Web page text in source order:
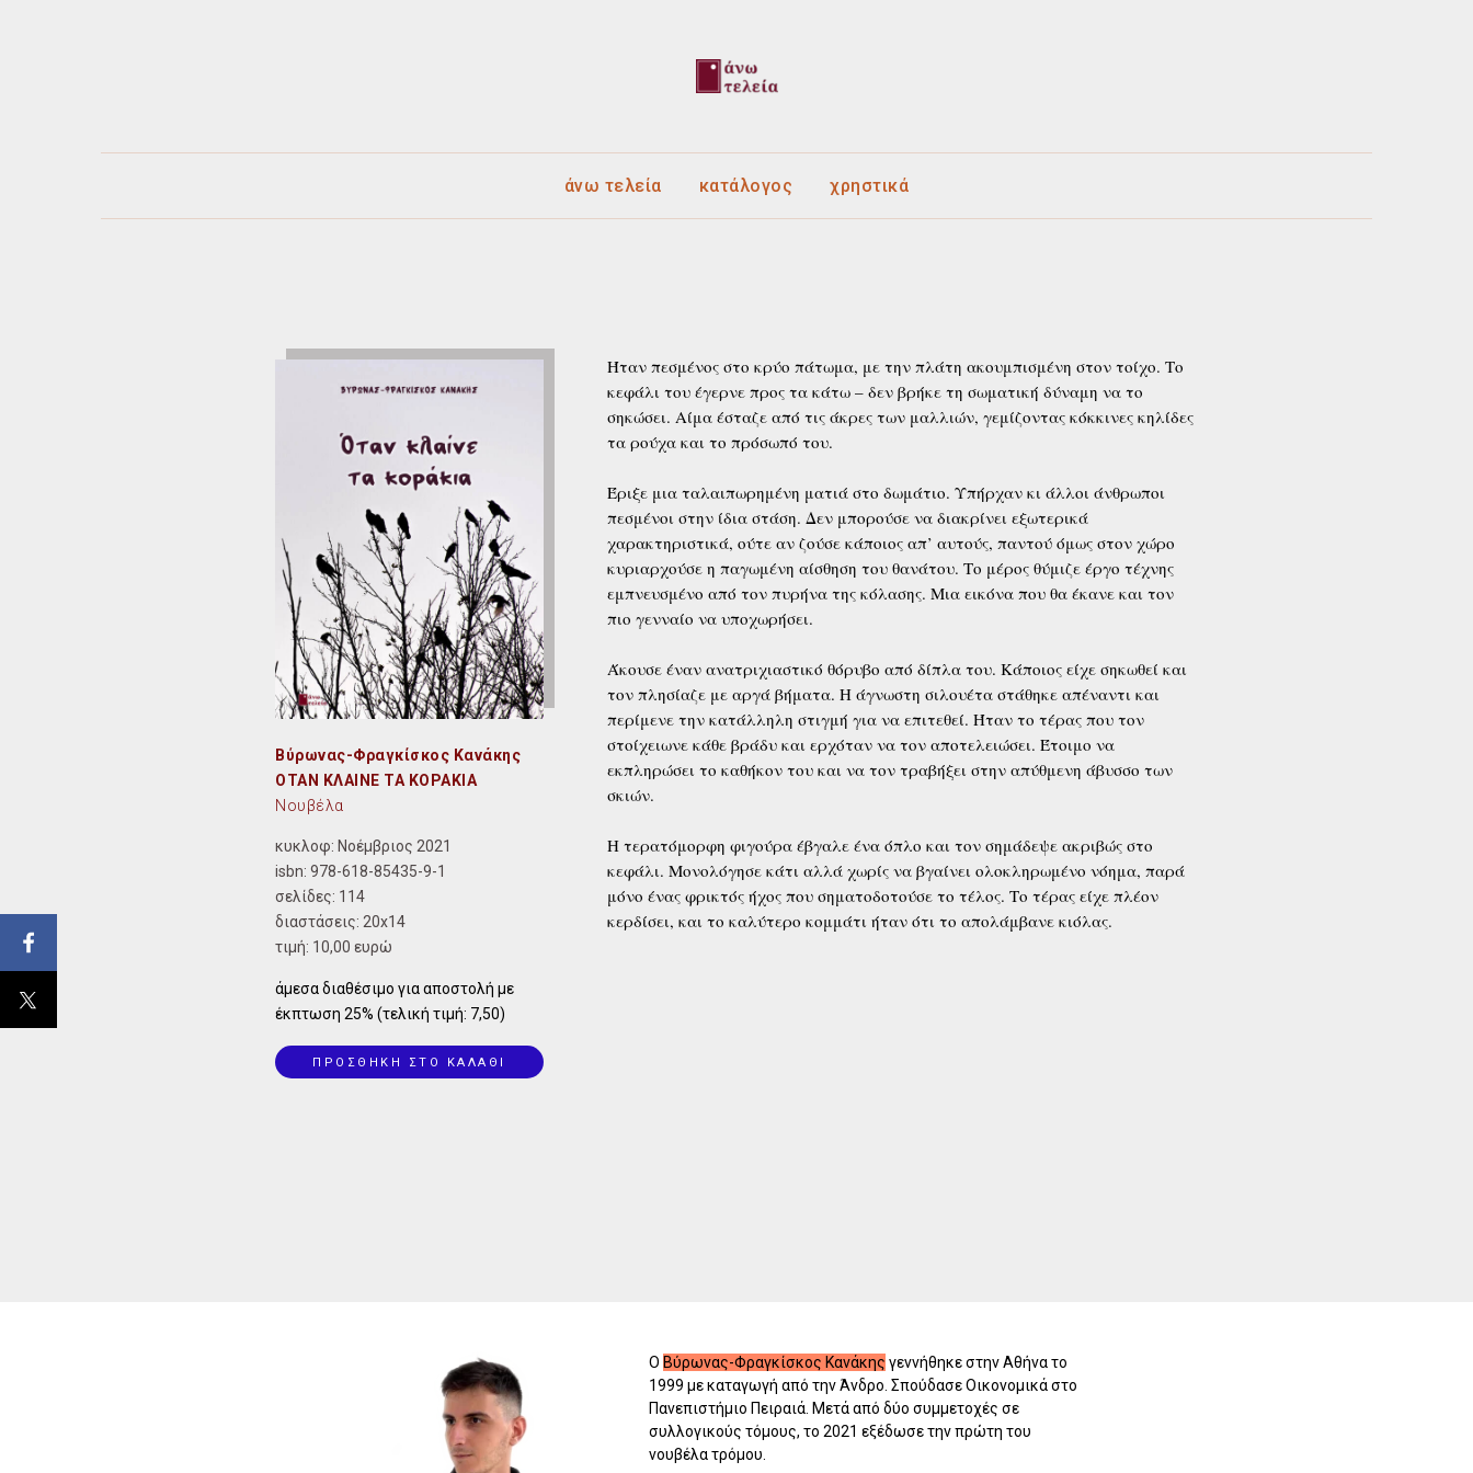
άνω τελεία κατάλογος χρηστικά
κυκλοφ: Νοέμβριος 2021
isbn: 978-618-85435-9-1
σελίδες: 114
διαστάσεις: 20x14
τιμή: 10,00 ευρώ
Ήταν πεσμένος στο κρύο πάτωμα, με την πλάτη ακουμπισμένη στον τοίχο. Το
κεφάλι του έγερνε προς τα κάτω – δεν βρήκε τη σωματική δύναμη να το
σηκώσει. Αίμα έσταζε από τις άκρες των μαλλιών, γεμίζοντας κόκκινες κηλίδες
τα ρούχα και το πρόσωπό του.
Έριξε μια ταλαιπωρημένη ματιά στο δωμάτιο. Υπήρχαν κι άλλοι άνθρωποι
πεσμένοι στην ίδια στάση. Δεν μπορούσε να διακρίνει εξωτερικά
χαρακτηριστικά, ούτε αν ζούσε κάποιος απ’ αυτούς, παντού όμως στον χώρο
κυριαρχούσε η παγωμένη αίσθηση του θανάτου. Το μέρος θύμιζε έργο τέχνης
εμπνευσμένο από τον πυρήνα της κόλασης. Μια εικόνα που θα έκανε και τον
πιο γενναίο να υποχωρήσει.
Άκουσε έναν ανατριχιαστικό θόρυβο από δίπλα του. Κάποιος είχε σηκωθεί και
τον πλησίαζε με αργά βήματα. Η άγνωστη σιλουέτα στάθηκε απέναντι και
περίμενε την κατάλληλη στιγμή για να επιτεθεί. Ήταν το τέρας που τον
στοίχειωνε κάθε βράδυ και ερχόταν να τον αποτελειώσει. Έτοιμο να
εκπληρώσει το καθήκον του και να τον τραβήξει στην απύθμενη άβυσσο των
σκιών.
Η τερατόμορφη φιγούρα έβγαλε ένα όπλο και τον σημάδεψε ακριβώς στο
κεφάλι. Μονολόγησε κάτι αλλά χωρίς να βγαίνει ολοκληρωμένο νόημα, παρά
μόνο ένας φρικτός ήχος που σηματοδοτούσε το τέλος. Το τέρας είχε πλέον
κερδίσει, και το καλύτερο κομμάτι ήταν ότι το απολάμβανε κιόλας.
ΠΡΟΣΘΗΚΗ ΣΤΟ ΚΑΛΑΘΙ
Βύρωνας-Φραγκίσκος Κανάκης
ΟΤΑΝ ΚΛΑΙΝΕ ΤΑ ΚΟΡΑΚΙΑ
Νουβέλα
άμεσα διαθέσιμο για αποστολή με
έκπτωση 25% (τελική τιμή: 7,50)
Ο Βύρωνας-Φραγκίσκος Κανάκης γεννήθηκε στην Αθήνα το
1999 με καταγωγή από την Άνδρο. Σπούδασε Οικονομικά στο
Πανεπιστήμιο Πειραιά. Μετά από δύο συμμετοχές σε
συλλογικούς τόμους, το 2021 εξέδωσε την πρώτη του
νουβέλα τρόμου.